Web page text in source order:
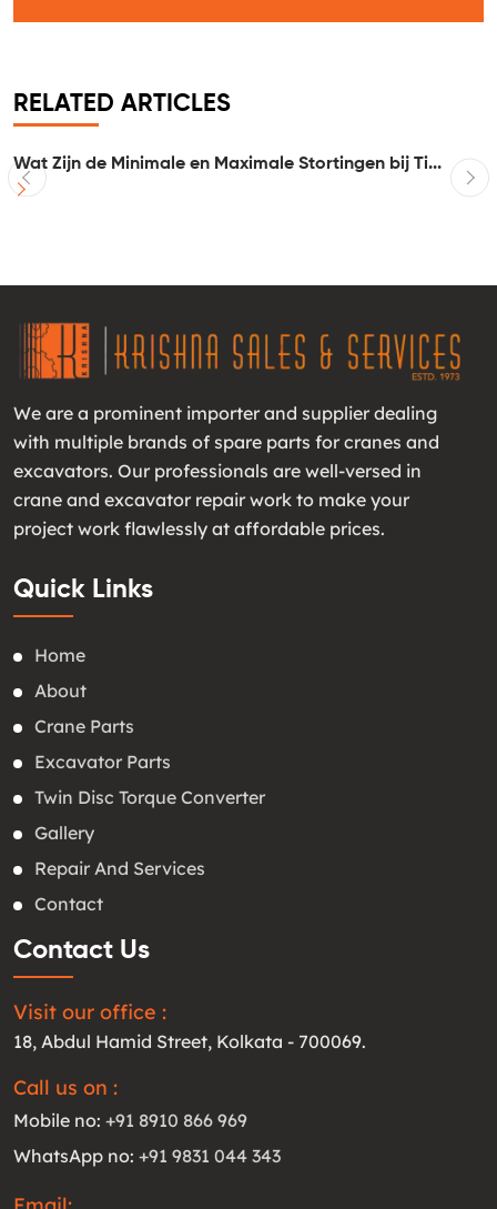
RELATED ARTICLES
Wat Zijn de Minimale en Maximale Stortingen bij Ti...
We are a prominent importer and supplier dealing
with multiple brands of spare parts for cranes and
excavators. Our professionals are well-versed in
crane and excavator repair work to make your
project work flawlessly at affordable prices.
Quick Links
Home
About
Crane Parts
Excavator Parts
Twin Disc Torque Converter
Gallery
Repair And Services
Contact
Contact Us
Visit our office :
18, Abdul Hamid Street, Kolkata - 700069.
Call us on :
Mobile no: +91 8910 866 969
WhatsApp no: +91 9831 044 343